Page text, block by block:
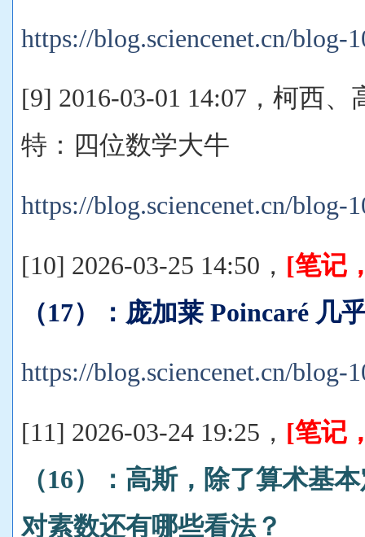
https://blog.sciencenet.cn/blog-
[9] 2016-03-01 14:07，柯西
特：四位数学大牛
https://blog.sciencenet.cn/blog-
[10] 2026-03-25 14:50， [笔记
（17）：庞加莱 Poincaré 几
https://blog.sciencenet.cn/blog-
[11] 2026-03-24 19:25， [笔记
（16）：高斯，除了算术基
对素数还有哪些看法？